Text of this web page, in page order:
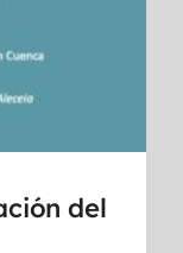
del